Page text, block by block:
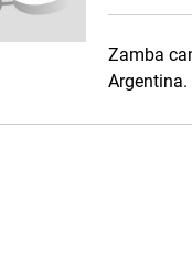
Zamba
Argentina.